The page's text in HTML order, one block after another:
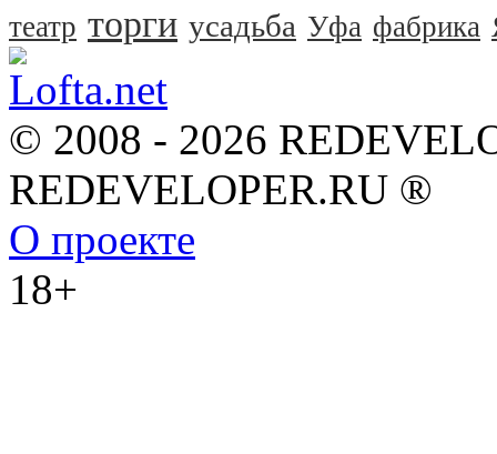
театр торги усадьба Уфа фабрика
© 2008 - 2026
REDEVELOPER.RU ®
О проекте
18+